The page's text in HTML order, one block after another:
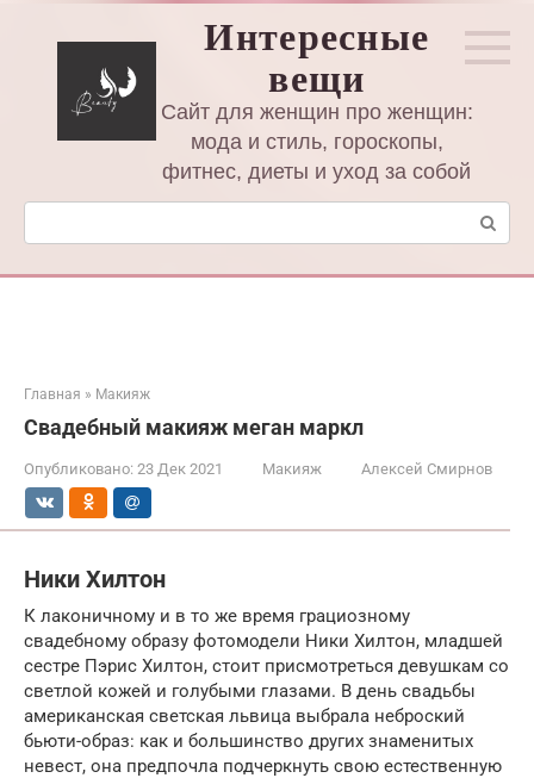
Интересные
вещи
Сайт для женщин про женщин:
мода и стиль, гороскопы,
фитнес, диеты и уход за собой
Поиск:
Главная » Макияж
Свадебный макияж меган маркл
Опубликовано: 23 Дек 2021 Макияж Алексей Смирнов
Ники Хилтон
К лаконичному и в то же время грациозному
свадебному образу фотомодели Ники Хилтон, младшей
сестре Пэрис Хилтон, стоит присмотреться девушкам со
светлой кожей и голубыми глазами. В день свадьбы
американская светская львица выбрала неброский
бьюти-образ: как и большинство других знаменитых
невест, она предпочла подчеркнуть свою естественную